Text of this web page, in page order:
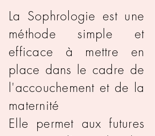
La Sophrologie est une
méthode simple et
efficace à mettre en
place dans le cadre de
l'accouchement et de la
maternité
Elle permet aux futures